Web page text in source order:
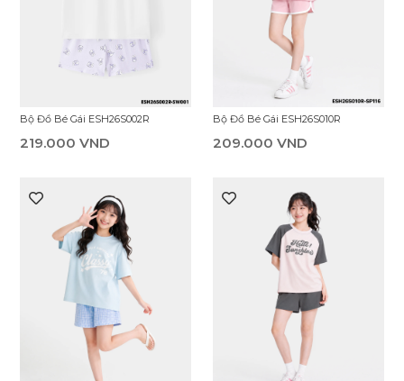
Bộ Đồ Bé Gái ESH26S002R
219.000 VND
Bộ Đồ Bé Gái ESH26S010R
209.000 VND